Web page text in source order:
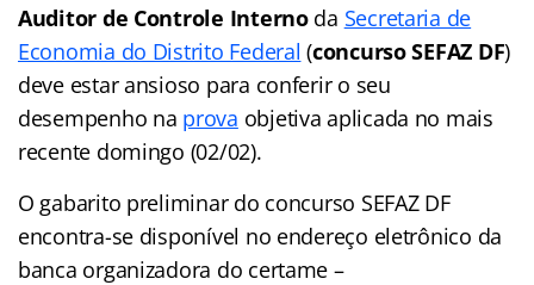
Auditor de Controle Interno da Secretaria de
Economia do Distrito Federal (concurso SEFAZ DF)
deve estar ansioso para conferir o seu
desempenho na prova objetiva aplicada no mais
recente domingo (02/02).
O gabarito preliminar do concurso SEFAZ DF
encontra-se disponível no endereço eletrônico da
banca organizadora do certame –